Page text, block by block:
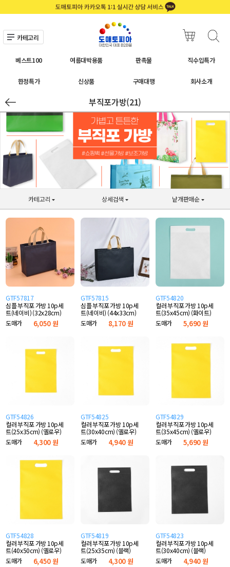
카테고리
베스트100 여름대박용품 판촉물 직수입특가
한정특가 신상품 구매대행 회사소개
부직포가방(21)
카테고리 상세검색 낱개판매순
GTF57817
심플 부직포 가방 10p세
트(네이비) (32x28cm)
도매가
6,050 원
GTF57815
심플 부직포 가방 10p세
트(네이비) (44x33cm)
도매가
8,170 원
GTF54820
컬러 부직포 가방 10p세
트(35x45cm) (화이트)
도매가
5,690 원
GTF54826
컬러 부직포 가방 10p세
트(25x35cm) (옐로우)
도매가
4,300 원
GTF54825
컬러 부직포 가방 10p세
트(30x40cm) (옐로우)
도매가
4,940 원
GTF54829
컬러 부직포 가방 10p세
트(35x45cm) (옐로우)
도매가
5,690 원
GTF54828
컬러 부직포 가방 10p세
트(40x50cm) (옐로우)
도매가
6,450 원
GTF54819
컬러 부직포 가방 10p세
트(25x35cm) (블랙)
도매가
4,300 원
GTF54823
컬러 부직포 가방 10p세
트(30x40cm) (블랙)
도매가
4,940 원